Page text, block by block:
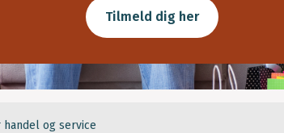
Tilmeld dig her
og service